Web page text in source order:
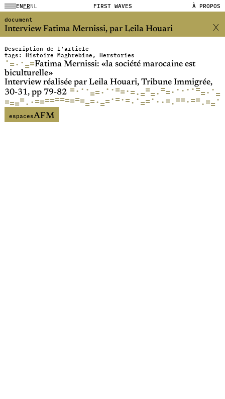
ENFRNL FIRST WAVES
À PROPOS
document
Interview Fatima Mernissi, par Leila Houari
Description de l'article
tags: Histoire Maghrebine, Herstories
·=· ·==Fatima Mernissi: «la société marocaine est
biculturelle»
Interview réalisée par Leila Houari, Tribune Immigrée,
30-31, pp 79-82 =· · ·==· · ·==·=·===·==· · · · ·==··=
====· ·============·==·=·=· ·==·· ·=·==·==·==·
espacesAFM